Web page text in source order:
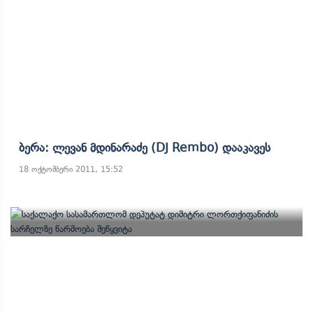
Ბერა: Ლევან Მდინარაძე (DJ Rembo) Დააკავეს
18 ოქტომბერი 2011, 15:52